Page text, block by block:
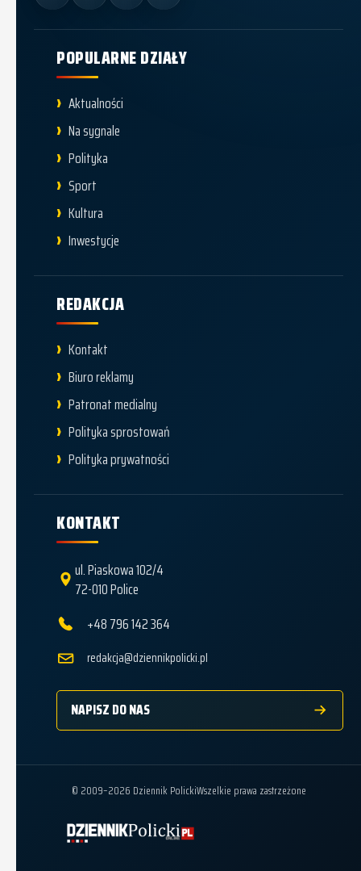
POPULARNE DZIAŁY
Aktualności
Na sygnale
Polityka
Sport
Kultura
Inwestycje
REDAKCJA
Kontakt
Biuro reklamy
Patronat medialny
Polityka sprostowań
Polityka prywatności
KONTAKT
ul. Piaskowa 102/4
72-010 Police
+48 796 142 364
redakcja@dziennikpolicki.pl
NAPISZ DO NAS
© 2009–2026 Dziennik PolickiWszelkie prawa zastrzeżone